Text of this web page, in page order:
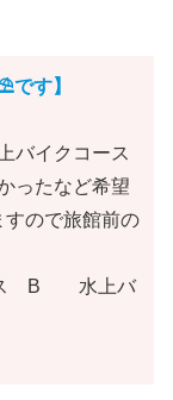
です】
バイクコース
ったなど希望
ので旅館前の
ス B 水上バ